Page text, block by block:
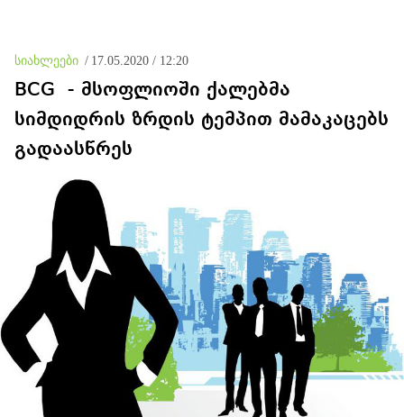
სიახლეები / 17.05.2020 / 12:20
BCG - მსოფლიოში ქალებმა
სიმდიდრის ზრდის ტემპით მამაკაცებს
გადაასწრეს